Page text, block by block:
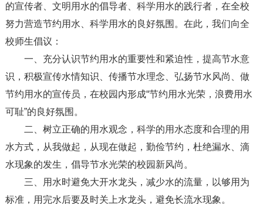
的宣传者、文明用水的倡导者、科学用水的践行者，在全校
努力营造节约用水、科学用水的良好氛围。在此，我们向全
校师生倡议：
一、充分认识节约用水的重要性和紧迫性，提高节水意
识，积极宣传水情知识、传播节水理念、弘扬节水风尚、做
节约用水的宣传员，在校园内形成“节约用水光荣，浪费用水
可耻”的良好氛围。
二、树立正确的用水观念，科学的用水态度和合理的用
水方式，从我做起，从现在做起，勤俭节约，杜绝漏水、滴
水现象的发生，倡导节水光荣的校园新风尚。
三、用水时避免大开水龙头，减少水的流量，以够用为
标准，用完水后要及时关上水龙头，避免长流水现象。